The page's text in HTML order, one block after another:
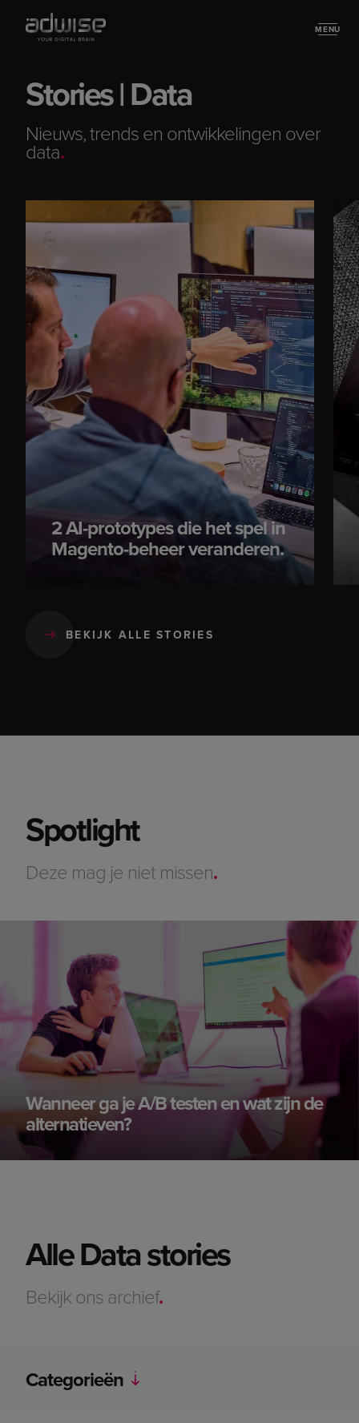
MENU
Stories | Data
Nieuws, trends en ontwikkelingen over
data.
BEKIJK ALLE STORIES
2 AI-prototypes die het spel in
Magento-beheer veranderen.
Spotlight
Deze mag je niet missen.
Wanneer ga je A/B testen en wat zijn de
alternatieven?
Alle Data stories
Bekijk ons archief.
Categorieën